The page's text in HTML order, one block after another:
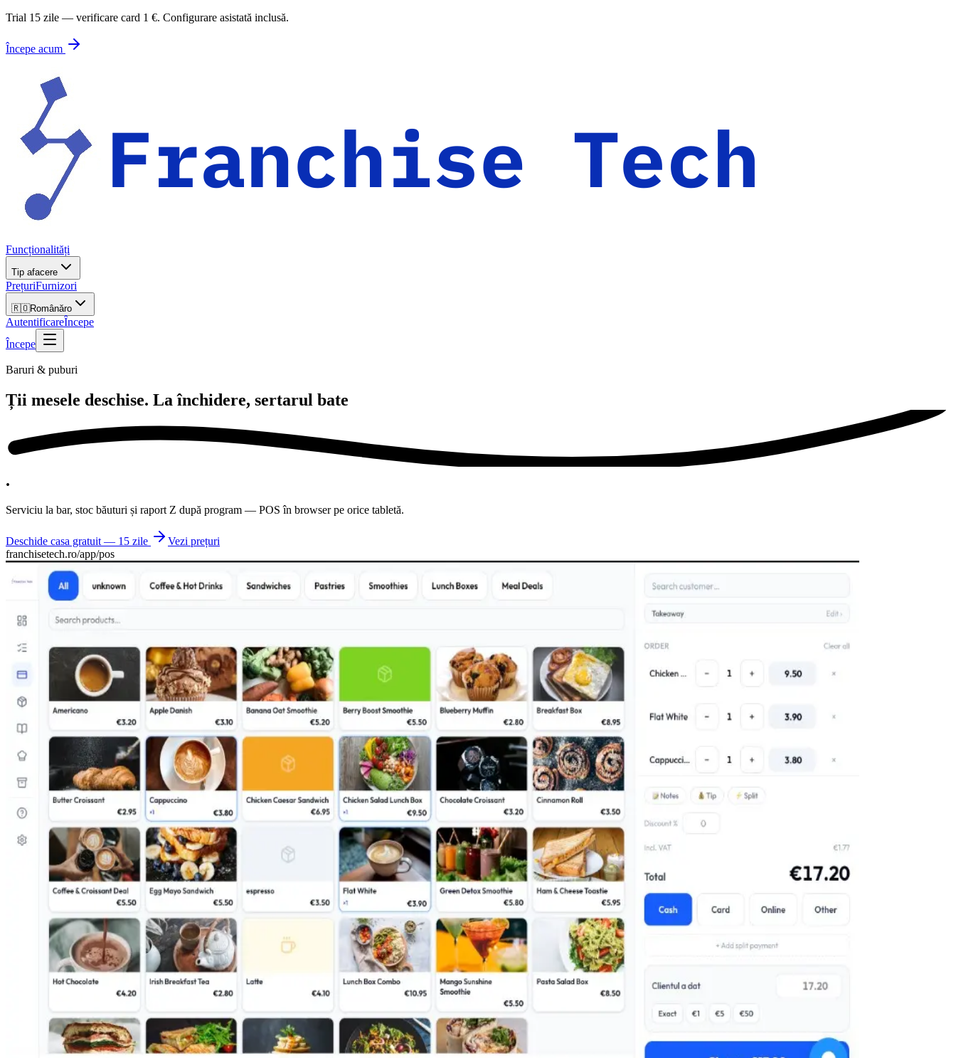
Trial 15 zile — verificare card 1 €. Configurare asistată inclusă.
Începe acum
Funcționalități
Tip afacere
PrețuriFurnizori
🇷🇴Românăro
AutentificareÎncepe
Începe
Baruri & puburi
Ții mesele deschise. La închidere, sertarul bate
.
Serviciu la bar, stoc băuturi și raport Z după program — POS în browser pe orice tabletă.
Deschide casa gratuit — 15 zile
Vezi prețuri
franchisetech.ro/app/pos